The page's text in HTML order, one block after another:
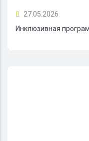
27.05.2026
Инклюзивная